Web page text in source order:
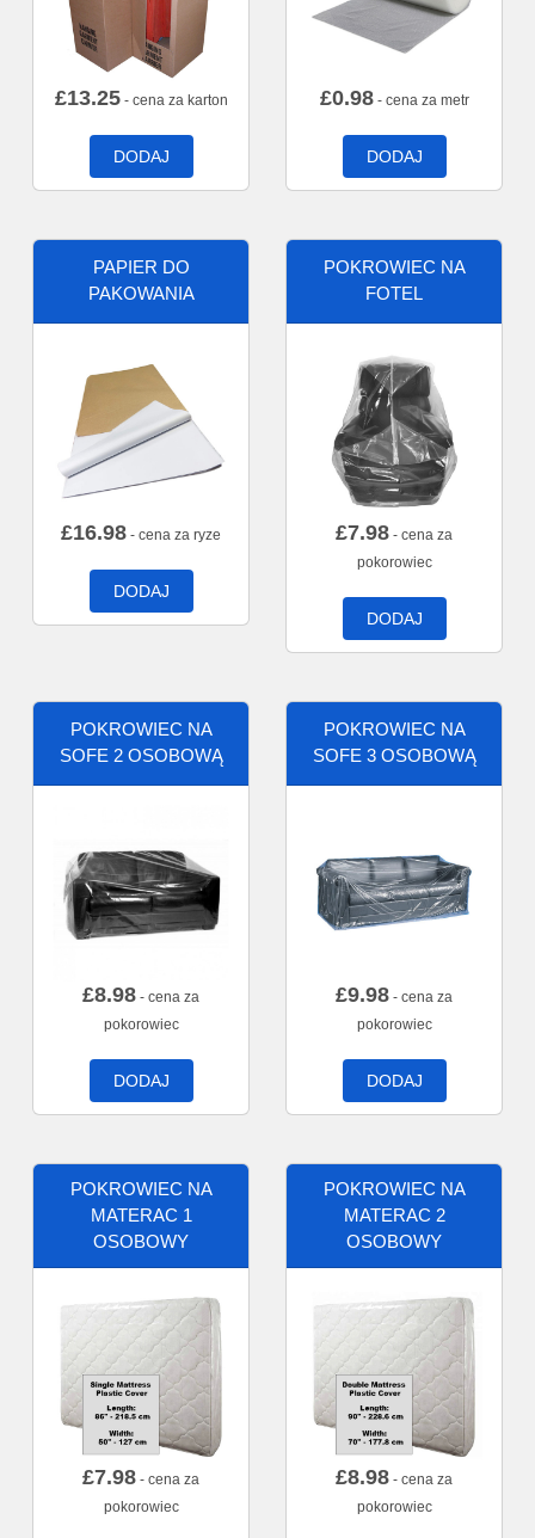
£13.25- cena za karton
DODAJ
£0.98- cena za metr
DODAJ
PAPIER DO
PAKOWANIA
£16.98 - cena za ryze
DODAJ
POKROWIEC NA
FOTEL
£7.98 - cena za
pokorowiec
DODAJ
POKROWIEC NA
SOFE 2 OSOBOWĄ
£8.98 - cena za
pokorowiec
DODAJ
POKROWIEC NA
SOFE 3 OSOBOWĄ
£9.98 - cena za
pokorowiec
DODAJ
POKROWIEC NA
MATERAC 1
OSOBOWY
£7.98 - cena za
pokorowiec
POKROWIEC NA
MATERAC 2
OSOBOWY
£8.98 - cena za
pokorowiec